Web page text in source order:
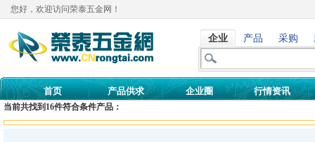
您好，欢迎访问荣泰五金网！
企业 产品 采购
首页 产品供求 企业圈 行情资讯
当前共找到 16件符合条件产品：